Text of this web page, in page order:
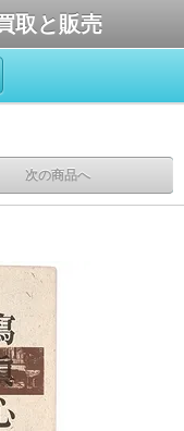
取と販売
次の商品へ